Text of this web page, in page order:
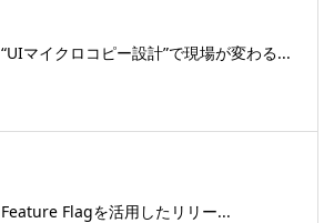
“UIマイクロコピー設計”で現場が変わる...
Feature Flagを活用したリリー...